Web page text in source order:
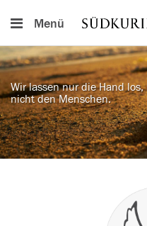
Menü
Wir lassen nur die Hand los,
nicht den Menschen.